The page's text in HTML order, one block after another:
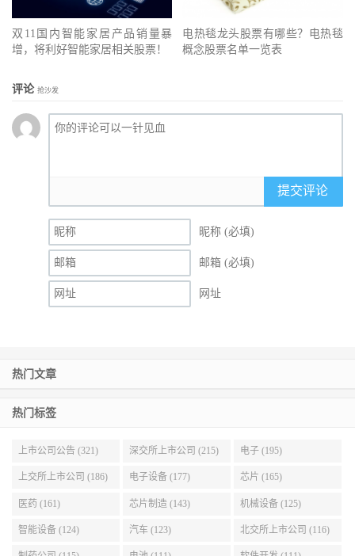
双11国内智能家居产品销量暴
增，将利好智能家居相关股票！
电热毯龙头股票有哪些？电热毯
概念股票名单一览表
评论 抢沙发
提交评论
昵称 (必填)
邮箱 (必填)
网址
热门文章
热门标签
上市公司公告 (321) 深交所上市公司 (215) 电子 (195)
上交所上市公司 (186) 电子设备 (177) 芯片 (165)
医药 (161) 芯片制造 (143) 机械设备 (125)
智能设备 (124) 汽车 (123) 北交所上市公司 (116)